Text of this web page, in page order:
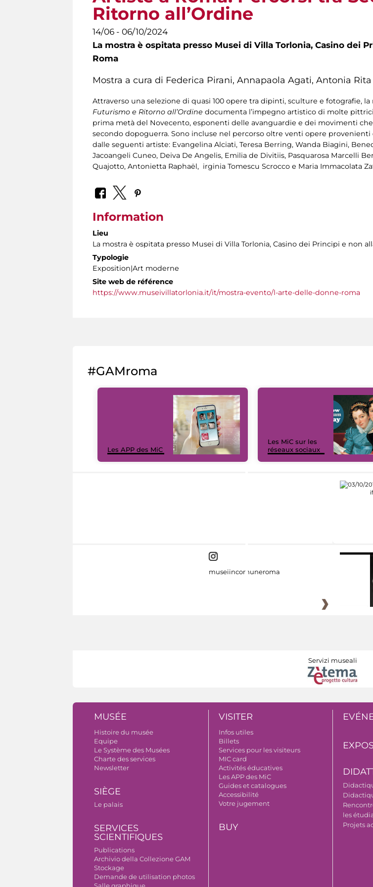
Ritorno all’Ordine
14/06 - 06/10/2024
La mostra è ospitata presso Musei di Villa Torlonia, Casino dei
Roma
Mostra a cura di Federica Pirani, Annapaola Agati, Antonia
Attraverso una selezione di quasi 100 opere tra dipinti, sculture e fotografie,
Futurismo e Ritorno all’Ordine documenta l’impegno artistico di molte
prima metà del Novecento, esponenti delle avanguardie e dei movimenti
secondo dopoguerra. Sono incluse nel percorso oltre venti opere
dalle seguenti artiste: Evangelina Alciati, Teresa Berring, Wanda Biagini,
Jacoangeli Cuneo, Deiva De Angelis, Emilia de Divitiis, Pasquarosa Marcelli
Quajotto, Antonietta Raphaël, irginia Tomescu Scrocco e Maria Immacolata
Information
Lieu
La mostra è ospitata presso Musei di Villa Torlonia, Casino dei Principi e non
Typologie
Exposition|Art moderne
Site web de référence
https://www.museivillatorlonia.it/it/mostra-evento/l-arte-delle-donne-roma
#GAMroma
Les APP des MiC
Les MiC sur les
réseaux sociaux
museiincomuneroma
Servizi museali
MUSÉE
Histoire du musée
Equipe
Le Système des Musées
Charte des services
Newsletter
SIÈGE
Le palais
SERVICES
SCIENTIFIQUES
Publications
Archivio della Collezione GAM
Stockage
Demande de utilisation photos
Salle graphique
VISITER
Infos utiles
Billets
Services pour les visiteurs
MIC card
Activités éducatives
Les APP des MiC
Guides et catalogues
Accessibilité
Votre jugement
BUY
les
Projets